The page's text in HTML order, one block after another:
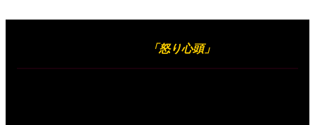
「怒り心頭」